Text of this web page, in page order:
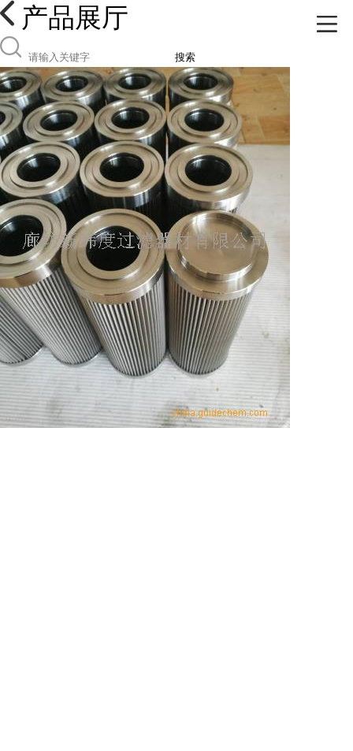
产品展厅
搜索